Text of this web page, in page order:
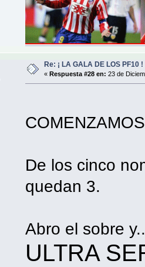
Re: ¡ LA GALA DE LOS PF10 !
« Respuesta #28 en: 23 de
De los cinco
quedan 3.
Abro el sobre
ULTRA